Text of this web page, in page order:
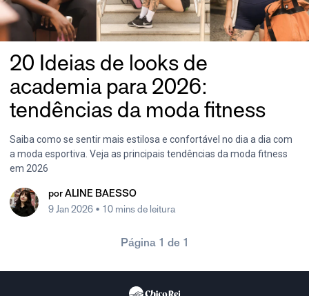
20 Ideias de looks de
academia para 2026:
tendências da moda fitness
Saiba como se sentir mais estilosa e confortável no dia a dia com
a moda esportiva. Veja as principais tendências da moda fitness
em 2026
por ALINE BAESSO
9 Jan 2026 • 10 mins de leitura
Página 1 de 1